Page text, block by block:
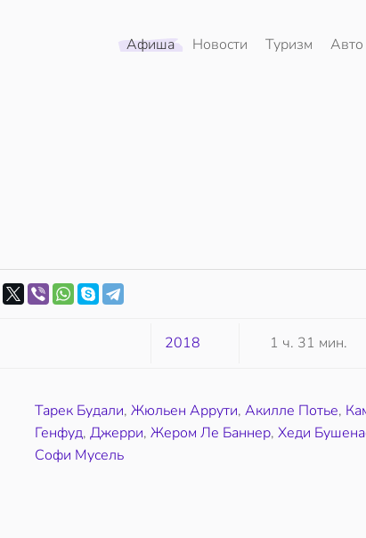
Афиша Новости Туризм Авто
2018 1 ч. 31 мин.
Тарек Будали,Жюльен Аррути,Акилле Потье,
Генфуд,Джерри,Жером Ле Баннер,Хеди
Софи Мусель